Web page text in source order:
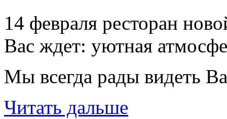
14 февраля ресторан
Вас ждет: уютная
Мы всегда рады видеть
Читать дальше